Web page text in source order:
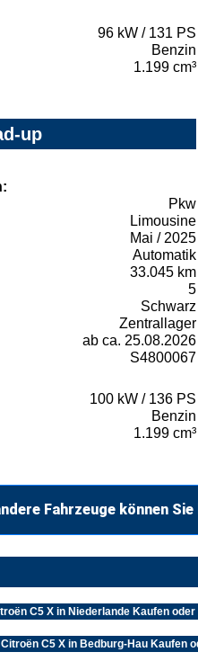
96 kW / 131 PS
Benzin
1.199 cm³
up
Pkw
Limousine
Mai / 2025
Automatik
33.045 km
5
Schwarz
Zentrallager
ab ca. 25.08.2026
S4800067
100 kW / 136 PS
Benzin
1.199 cm³
Fahrzeuge können Sie
C5 X in Niederlande Kaufen oder
Citroën C5 X in Bedburg-Hau Kaufen